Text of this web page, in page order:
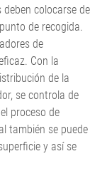
colocarse de
de recogida.
de
Con la
de la
se controla de
proceso de
también se puede
y así se